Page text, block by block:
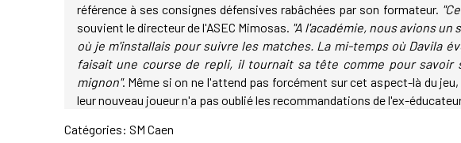
référence à ses consignes défensives rabâchées par son formateur.
souvient le directeur de l'ASEC Mimosas. "A l'académie, nous avions
où je m'installais pour suivre les matches. La mi-temps où Davila
faisait une course de repli, il tournait sa tête comme pour savoir
mignon". Même si on ne l'attend pas forcément sur cet aspect-là du
leur nouveau joueur n'a pas oublié les recommandations de l'ex-
Catégories: SM Caen